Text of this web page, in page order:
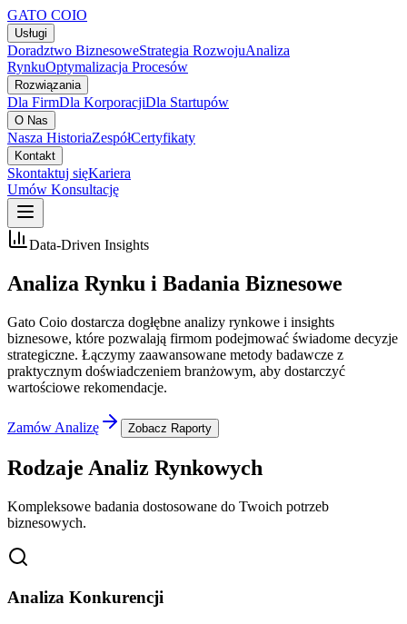
GATO COIO
Usługi
Doradztwo BiznesoweStrategia RozwojuAnaliza
RynkuOptymalizacja Procesów
Rozwiązania
Dla FirmDla KorporacjiDla Startupów
O Nas
Nasza HistoriaZespółCertyfikaty
Kontakt
Skontaktuj sięKariera
Umów Konsultację
Data-Driven Insights
Analiza Rynku i Badania Biznesowe
Gato Coio dostarcza dogłębne analizy rynkowe i insights
biznesowe, które pozwalają firmom podejmować świadome decyzje
strategiczne. Łączymy zaawansowane metody badawcze z
praktycznym doświadczeniem branżowym, aby dostarczyć
wartościowe rekomendacje.
Zamów Analizę Zobacz Raporty
Rodzaje Analiz Rynkowych
Kompleksowe badania dostosowane do Twoich potrzeb
biznesowych.
Analiza Konkurencji